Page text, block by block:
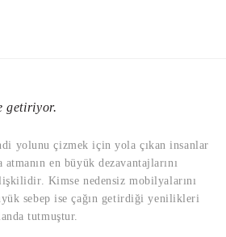
getiriyor.
yolunu çizmek için yola çıkan insanlar
en büyük dezavantajlarını
Kimse nedensiz mobilyalarını
sebep ise çağın getirdiği yenilikleri
tutmuştur.